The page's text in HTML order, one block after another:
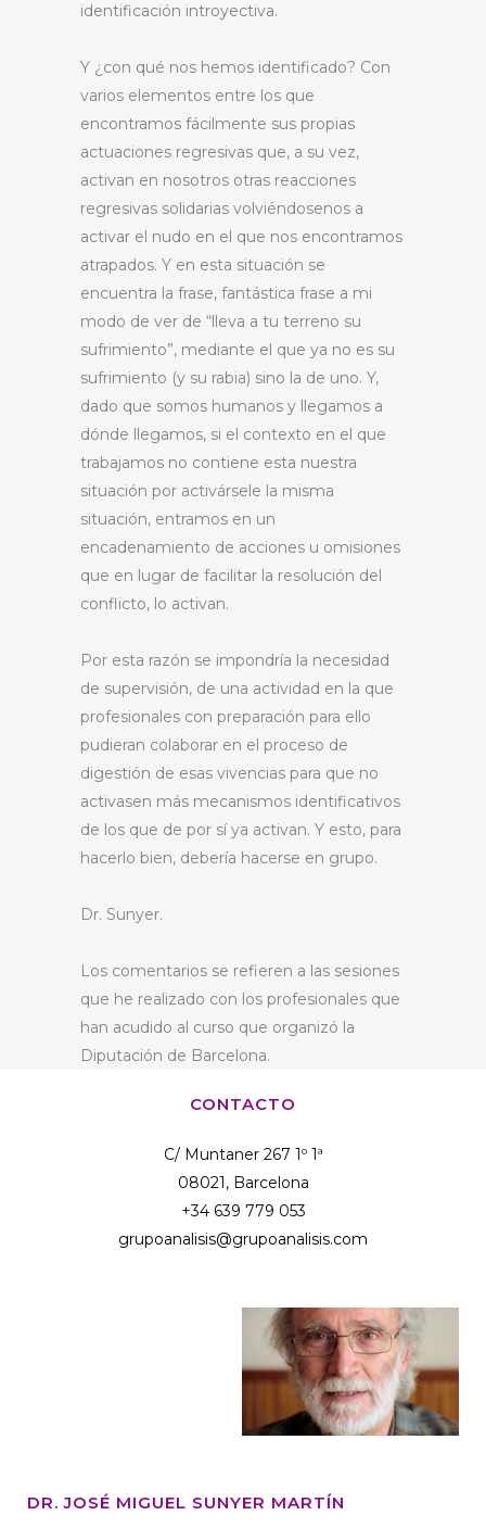
identificación introyectiva.
Y ¿con qué nos hemos identificado? Con
varios elementos entre los que
encontramos fácilmente sus propias
actuaciones regresivas que, a su vez,
activan en nosotros otras reacciones
regresivas solidarias volviéndosenos a
activar el nudo en el que nos encontramos
atrapados. Y en esta situación se
encuentra la frase, fantástica frase a mi
modo de ver de “lleva a tu terreno su
sufrimiento”, mediante el que ya no es su
sufrimiento (y su rabia) sino la de uno. Y,
dado que somos humanos y llegamos a
dónde llegamos, si el contexto en el que
trabajamos no contiene esta nuestra
situación por activársele la misma
situación, entramos en un
encadenamiento de acciones u omisiones
que en lugar de facilitar la resolución del
conflicto, lo activan.
Por esta razón se impondría la necesidad
de supervisión, de una actividad en la que
profesionales con preparación para ello
pudieran colaborar en el proceso de
digestión de esas vivencias para que no
activasen más mecanismos identificativos
de los que de por sí ya activan. Y esto, para
hacerlo bien, debería hacerse en grupo.
Dr. Sunyer.
Los comentarios se refieren a las sesiones
que he realizado con los profesionales que
han acudido al curso que organizó la
Diputación de Barcelona.
CONTACTO
C/ Muntaner 267 1º 1ª
08021, Barcelona
+34 639 779 053
grupoanalisis@grupoanalisis.com
DR. JOSÉ MIGUEL SUNYER MARTÍN